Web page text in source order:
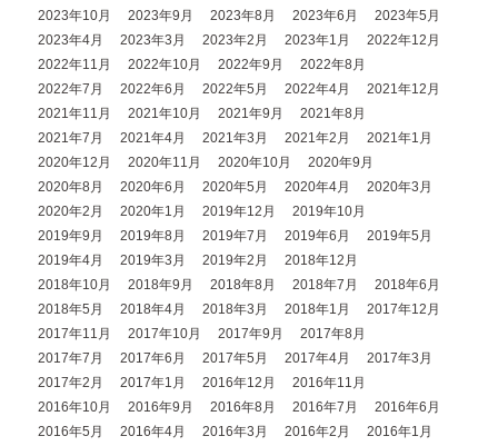
2023年10月
2023年9月 2023年8月 2023年6月
2023年5月
2023年4月
2023年3月 2023年2月 2023年1月
2022年12月
2022年11月
2022年10月 2022年9月
2022年8月
2022年7月
2022年6月 2022年5月 2022年4月
2021年12月
2021年11月
2021年10月 2021年9月
2021年8月
2021年7月
2021年4月 2021年3月 2021年2月
2021年1月
2020年12月
2020年11月 2020年10月
2020年9月
2020年8月
2020年6月 2020年5月 2020年4月
2020年3月
2020年2月
2020年1月 2019年12月
2019年10月
2019年9月
2019年8月 2019年7月 2019年6月
2019年5月
2019年4月
2019年3月 2019年2月
2018年12月
2018年10月
2018年9月 2018年8月 2018年7月
2018年6月
2018年5月
2018年4月 2018年3月 2018年1月
2017年12月
2017年11月
2017年10月 2017年9月
2017年8月
2017年7月
2017年6月 2017年5月 2017年4月
2017年3月
2017年2月
2017年1月 2016年12月
2016年11月
2016年10月
2016年9月 2016年8月 2016年7月
2016年6月
2016年5月
2016年4月 2016年3月 2016年2月
2016年1月